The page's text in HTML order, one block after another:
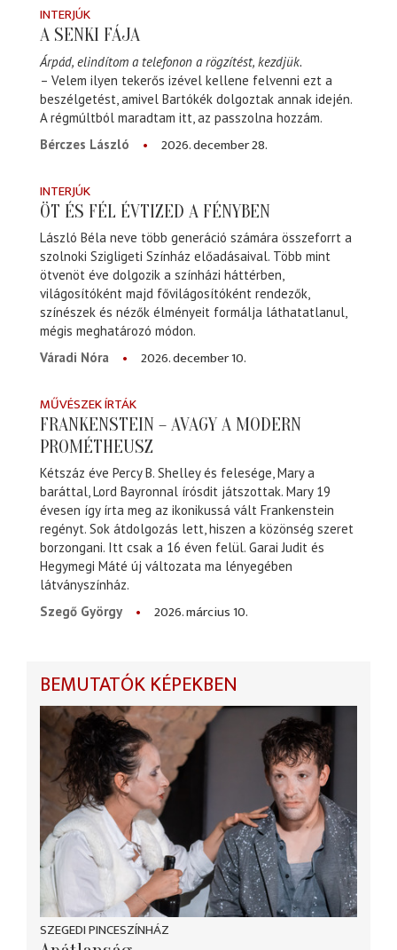
INTERJÚK
A SENKI FÁJA
Árpád, elindítom a telefonon a rögzítést, kezdjük.
– Velem ilyen tekerős izével kellene felvenni ezt a
beszélgetést, amivel Bartókék dolgoztak annak idején.
A régmúltból maradtam itt, az passzolna hozzám.
Bérczes László
2026. december 28.
INTERJÚK
ÖT ÉS FÉL ÉVTIZED A FÉNYBEN
László Béla neve több generáció számára összeforrt a
szolnoki Szigligeti Színház előadásaival. Több mint
ötvenöt éve dolgozik a színházi háttérben,
világosítóként majd fővilágosítóként rendezők,
színészek és nézők élményeit formálja láthatatlanul,
mégis meghatározó módon.
Váradi Nóra
2026. december 10.
MŰVÉSZEK ÍRTÁK
FRANKENSTEIN – AVAGY A MODERN
PROMÉTHEUSZ
Kétszáz éve Percy B. Shelley és felesége, Mary a
baráttal, Lord Bayronnal írósdit játszottak. Mary 19
évesen így írta meg az ikonikussá vált Frankenstein
regényt. Sok átdolgozás lett, hiszen a közönség szeret
borzongani. Itt csak a 16 éven felül. Garai Judit és
Hegymegi Máté új változata ma lényegében
látványszínház.
Szegő György
2026. március 10.
BEMUTATÓK KÉPEKBEN
SZEGEDI PINCESZÍNHÁZ